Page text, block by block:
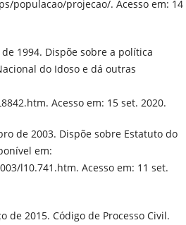
populacao/projecao/. Acesso em: 14
1994. Dispõe sobre a política
do Idoso e dá outras
Acesso em: 15 set. 2020.
de 2003. Dispõe sobre Estatuto do
em:
l10.741.htm. Acesso em: 11 set.
de 2015. Código de Processo Civil.